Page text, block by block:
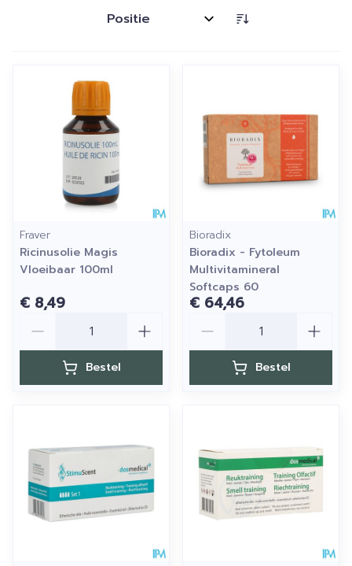
Sorteer op:
Fraver
Ricinusolie Magis
Vloeibaar 100ml
€ 8,49
Bestel
Bioradix
Bioradix - Fytoleum
Multivitamineral
Softcaps 60
€ 64,46
Bestel